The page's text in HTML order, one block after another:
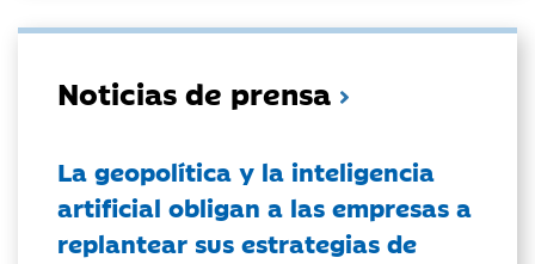
Noticias de prensa
La geopolítica y la inteligencia
artificial obligan a las empresas a
replantear sus estrategias de